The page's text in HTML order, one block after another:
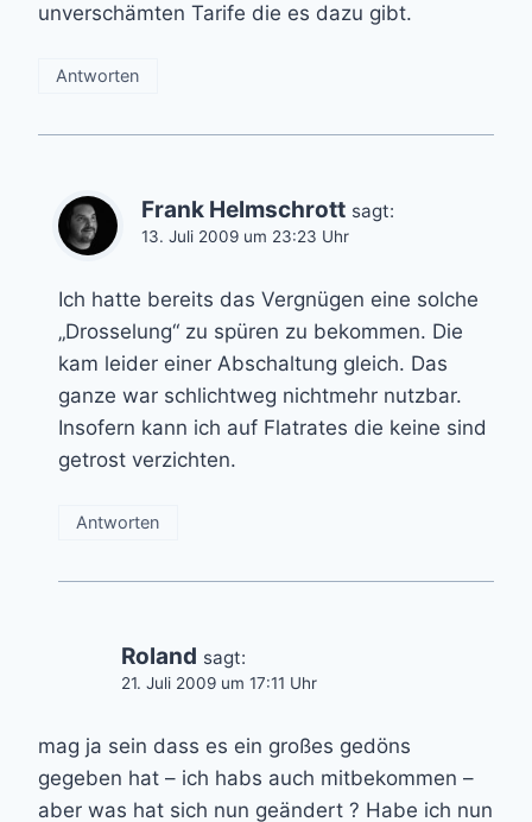
unverschämten Tarife die es dazu gibt.
Antworten
Frank Helmschrott sagt:
13. Juli 2009 um 23:23 Uhr
Ich hatte bereits das Vergnügen eine solche
„Drosselung“ zu spüren zu bekommen. Die
kam leider einer Abschaltung gleich. Das
ganze war schlichtweg nichtmehr nutzbar.
Insofern kann ich auf Flatrates die keine sind
getrost verzichten.
Antworten
Roland sagt:
21. Juli 2009 um 17:11 Uhr
mag ja sein dass es ein großes gedöns
gegeben hat – ich habs auch mitbekommen –
aber was hat sich nun geändert ? Habe ich nun